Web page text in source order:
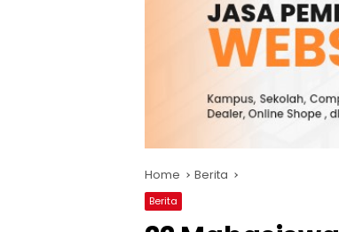
Home Berita
Berita